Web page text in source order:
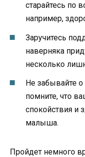
старайтесь по
например,
Заручитесь
наверняка
несколько
Не забывайте о
помните, что
спокойствия и
малыша.
Пройдет немного